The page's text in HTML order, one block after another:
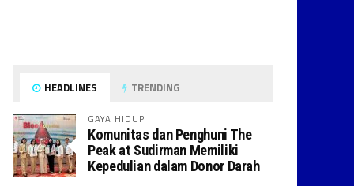
HEADLINES TRENDING
GAYA HIDUP
Komunitas dan Penghuni The
Peak at Sudirman Memiliki
Kepedulian dalam Donor Darah